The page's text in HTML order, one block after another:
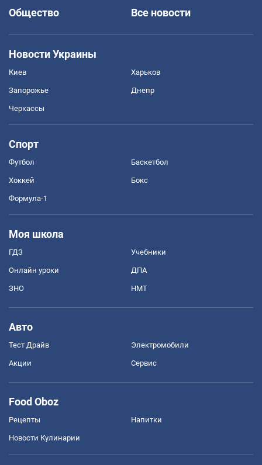
Общество
Все новости
Новости Украины
Киев Харьков
Запорожье Днепр
Черкассы
Спорт
Футбол Баскетбол
Хоккей Бокс
Формула-1
Моя школа
ГДЗ Учебники
Онлайн уроки ДПА
ЗНО НМТ
Авто
Тест Драйв Электромобили
Акции Сервис
Food Oboz
Рецепты Напитки
Новости Кулинарии